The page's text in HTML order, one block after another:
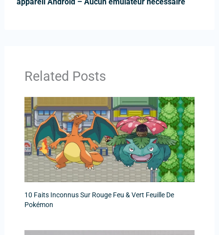
appareil Android – Aucun émulateur nécessaire
Related Posts
10 Faits Inconnus Sur Rouge Feu & Vert Feuille De
Pokémon